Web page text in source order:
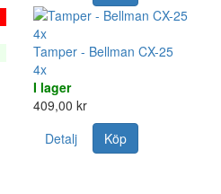
4x
Tamper - Bellman CX-25
4x
I lager
409,00 kr
Detalj
Köp